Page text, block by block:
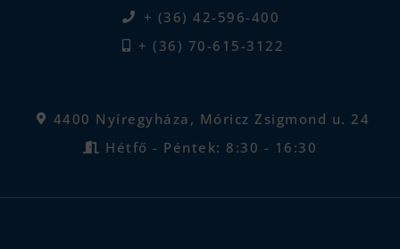
+ (36) 42-596-400
+ (36) 70-615-3122
4400 Nyíregyháza, Móricz Zsigmond u. 24
Hétfő - Péntek: 8:30 - 16:30